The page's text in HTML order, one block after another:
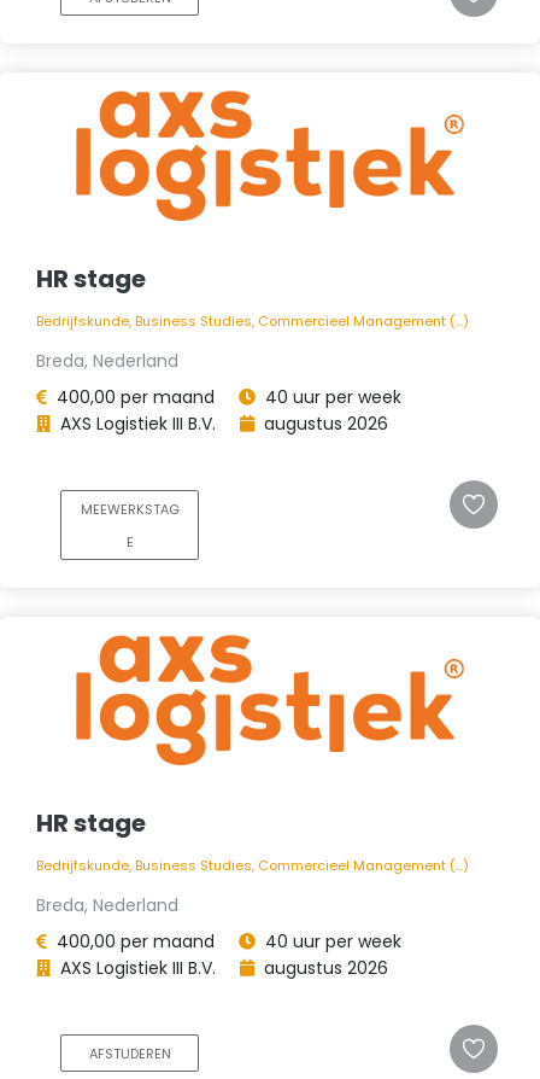
HR stage
Bedrijfskunde, Business Studies, Commercieel Management (...)
Breda, Nederland
400,00 per maand
40 uur per week
AXS Logistiek III B.V.
augustus 2026
MEEWERKSTAG
E
HR stage
Bedrijfskunde, Business Studies, Commercieel Management (...)
Breda, Nederland
400,00 per maand
40 uur per week
AXS Logistiek III B.V.
augustus 2026
AFSTUDEREN